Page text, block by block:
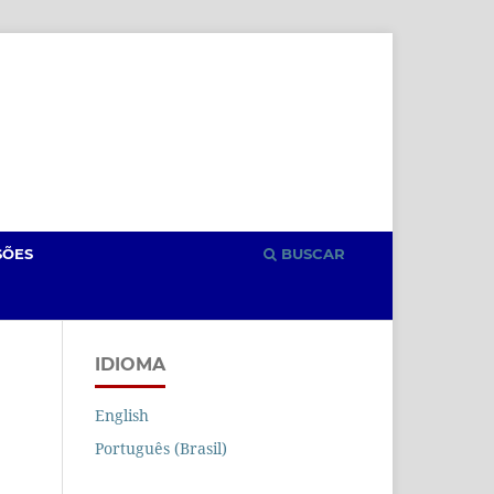
BUSCAR
IDIOMA
English
Português (Brasil)